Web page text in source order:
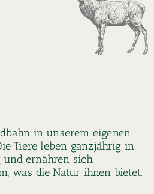
in unserem eigenen
Tiere leben ganzjährig in
ernähren sich
was die Natur ihnen bietet.